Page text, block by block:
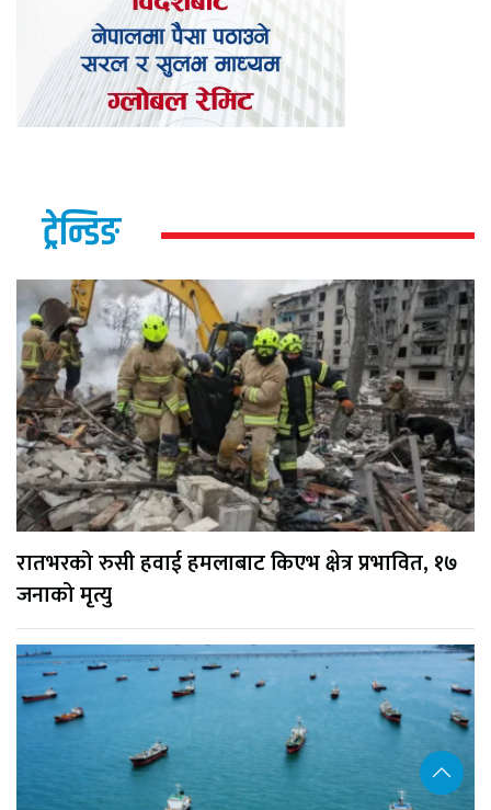
ट्रेन्डिङ
रातभरको रुसी हवाई हमलाबाट किएभ क्षेत्र प्रभावित, १७
जनाको मृत्यु